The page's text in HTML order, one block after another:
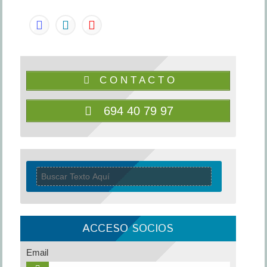
C O N T A C T O
694 40 79 97
ACCESO SOCIOS
Email